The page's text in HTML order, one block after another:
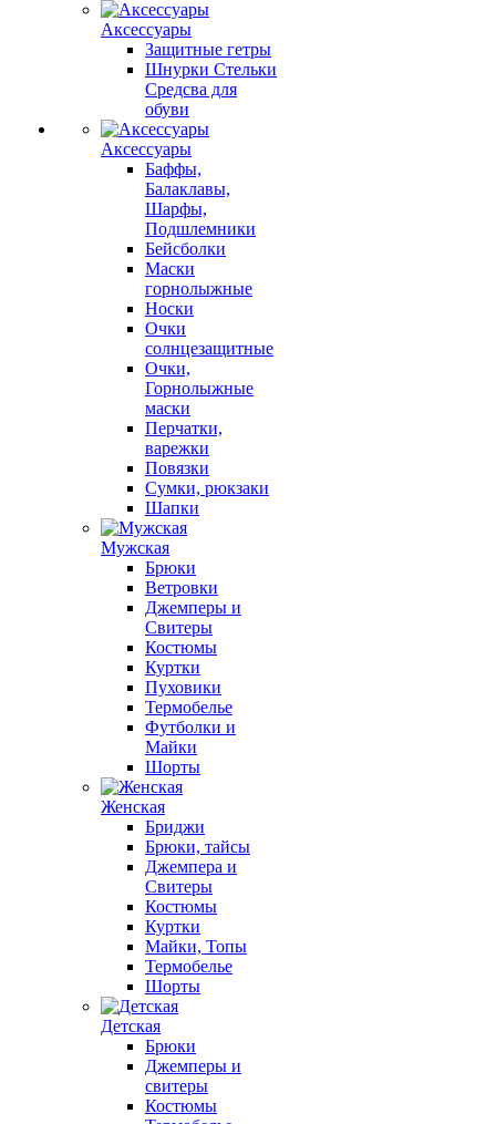
Аксессуары
Защитные гетры
Шнурки Стельки
Средсва для
обуви
Аксессуары
Баффы,
Балаклавы,
Шарфы,
Подшлемники
Бейсболки
Маски
горнолыжные
Носки
Очки
солнцезащитные
Очки,
Горнолыжные
маски
Перчатки,
варежки
Повязки
Сумки, рюкзаки
Шапки
Мужская
Брюки
Ветровки
Джемперы и
Свитеры
Костюмы
Куртки
Пуховики
Термобелье
Футболки и
Майки
Шорты
Женская
Бриджи
Брюки, тайсы
Джемпера и
Свитеры
Костюмы
Куртки
Майки, Топы
Термобелье
Шорты
Детская
Брюки
Джемперы и
свитеры
Костюмы